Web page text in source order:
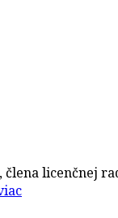
licenčnej